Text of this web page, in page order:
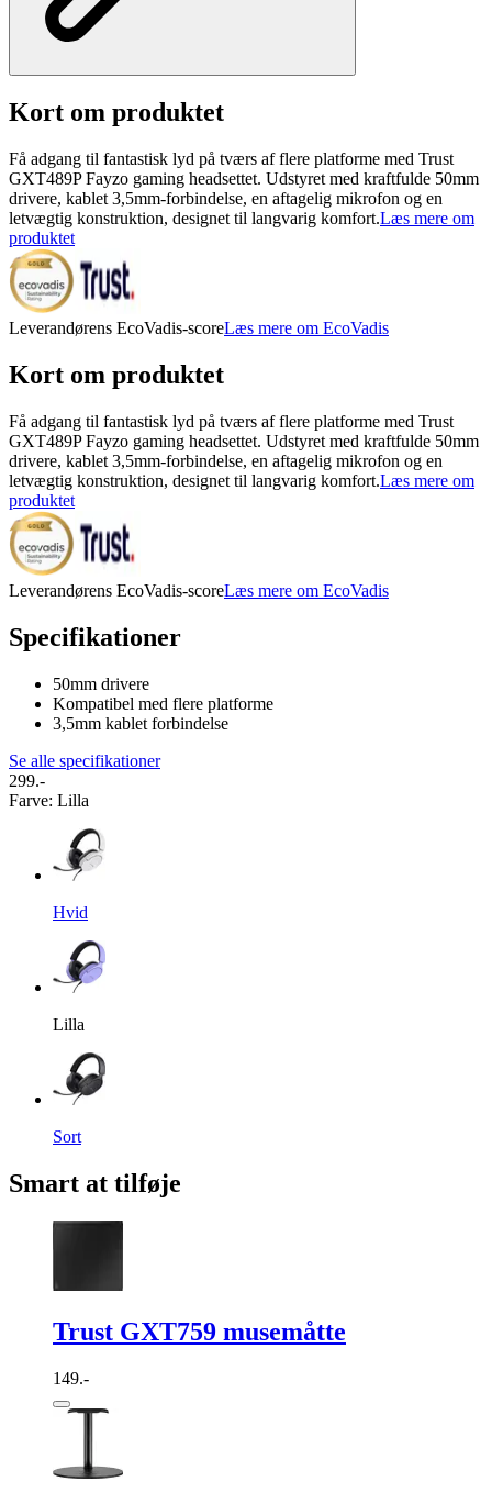
Kort om produktet
Få adgang til fantastisk lyd på tværs af flere platforme med Trust
GXT489P Fayzo gaming headsettet. Udstyret med kraftfulde 50mm
drivere, kablet 3,5mm-forbindelse, en aftagelig mikrofon og en
letvægtig konstruktion, designet til langvarig komfort.Læs mere om
produktet
Leverandørens EcoVadis-scoreLæs mere om EcoVadis
Kort om produktet
Få adgang til fantastisk lyd på tværs af flere platforme med Trust
GXT489P Fayzo gaming headsettet. Udstyret med kraftfulde 50mm
drivere, kablet 3,5mm-forbindelse, en aftagelig mikrofon og en
letvægtig konstruktion, designet til langvarig komfort.Læs mere om
produktet
Leverandørens EcoVadis-scoreLæs mere om EcoVadis
Specifikationer
50mm drivere
Kompatibel med flere platforme
3,5mm kablet forbindelse
Se alle specifikationer
299.-
Farve: Lilla
Hvid
Lilla
Sort
Smart at tilføje
Trust GXT759 musemåtte
149.-